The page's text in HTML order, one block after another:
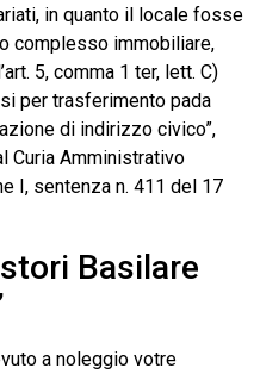
in quanto il locale fosse
complesso immobiliare,
5, comma 1 ter, lett. C)
per trasferimento pada
di indirizzo civico”,
Curia Amministrativo
I, sentenza n. 411 del 17
Basilare
a noleggio votre